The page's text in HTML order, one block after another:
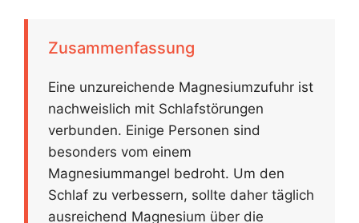
Zusammenfassung
Eine unzureichende Magnesiumzufuhr ist
nachweislich mit Schlafstörungen
verbunden. Einige Personen sind
besonders vom einem
Magnesiummangel bedroht. Um den
Schlaf zu verbessern, sollte daher täglich
ausreichend Magnesium über die